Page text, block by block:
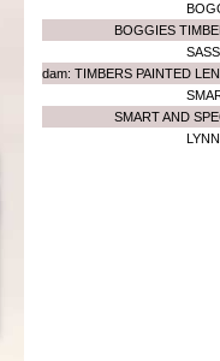
BOGGIES
dam: TIMBERS PAINTED
SMART AND